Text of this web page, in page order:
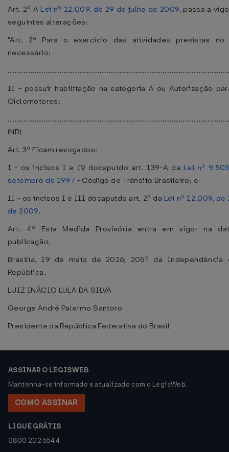
Art. 2º A Lei nº 12.009, de 29 de julho de 2009, passa a
seguintes alterações:
"Art. 2º Para o exercício das atividades previstas
necessário:
II - possuir habilitação na categoria A ou Autorização
Ciclomotores;
(NR)
Art. 3º Ficam revogados:
I - os incisos I e IV docaputdo art. 139-A da Lei nº
setembro de 1997 - Código de Trânsito Brasileiro; e
II - os incisos I e III docaputdo art. 2º da Lei nº 12.009,
de 2009.
Art. 4º Esta Medida Provisória entra em vigor na
publicação.
Brasília, 19 de maio de 2026; 205º da Independência
República.
LUIZ INÁCIO LULA DA SILVA
George André Palermo Santoro
Presidente da República Federativa do Brasil
ASSINAR O LEGISWEB
Mantenha-se informado e atualizado com o LegisWeb.
COMO ASSINAR
LIGUE GRÁTIS
0800 202 5544